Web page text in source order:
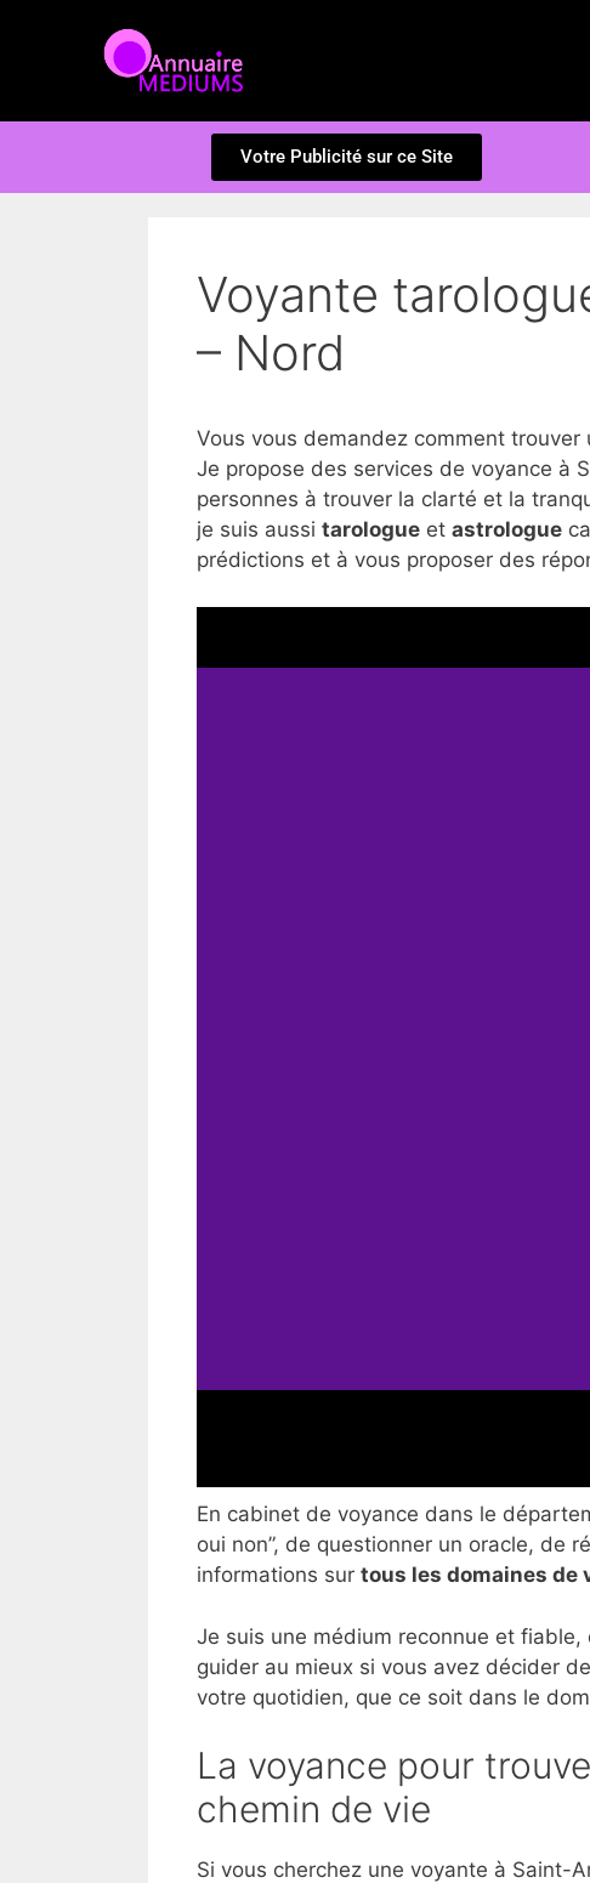
Votre Publicité sur ce Site
Voyante
– Nord
Vous vous demandez comment
Je propose des services de voyance à
personnes à trouver la clarté et la
je suis aussi tarologue et astrologue
prédictions et à vous proposer des
En cabinet de voyance dans le
oui non”, de questionner un oracle, de
informations sur tous les domaines de
Je suis une médium reconnue et
guider au mieux si vous avez décider
votre quotidien, que ce soit dans le
La voyance pour
chemin de vie
Si vous cherchez une voyante à Saint-